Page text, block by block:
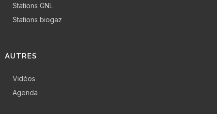
Stations GNL
Stations biogaz
AUTRES
Vidéos
Agenda